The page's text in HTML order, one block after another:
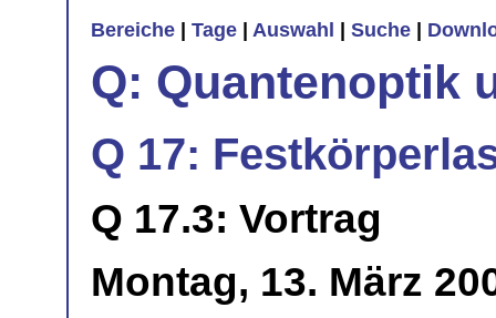
Bereiche Tage Auswahl Suche
Q: Quantenoptik
Q 17:
Q 17.3: Vortrag
Montag, 13. März